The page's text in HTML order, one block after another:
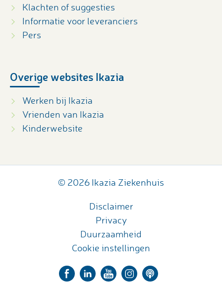
Klachten of suggesties
Informatie voor leveranciers
Pers
Overige websites Ikazia
Werken bij Ikazia
Vrienden van Ikazia
Kinderwebsite
© 2026 Ikazia Ziekenhuis
Disclaimer
Privacy
Duurzaamheid
Cookie instellingen